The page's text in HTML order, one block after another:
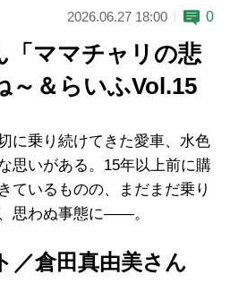
2026.06.27 18:00 0
「ママチャリの悲
～＆らいふVol.15
に乗り続けてきた愛車、水色
思いがある。15年以上前に購
ているものの、まだまだ乗り
思わぬ事態に――。
／倉田真由美さん